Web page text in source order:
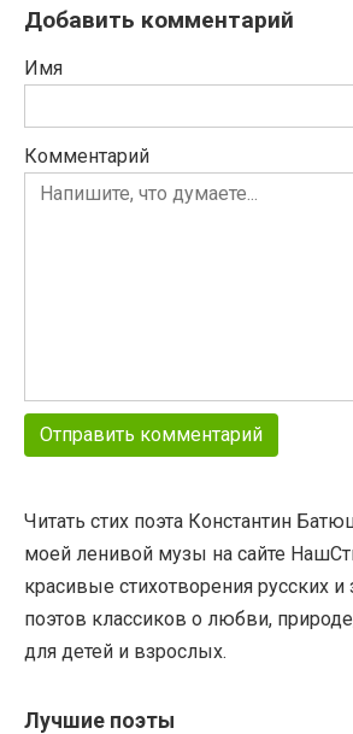
Добавить комментарий
Имя
Комментарий
Читать стих поэта Константин
моей ленивой музы на сайте
красивые стихотворения русских
поэтов классиков о любви,
для детей и взрослых.
Лучшие поэты